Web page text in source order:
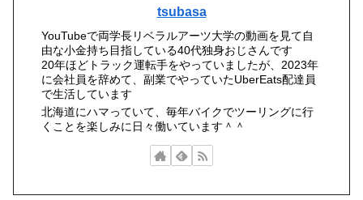
tsubasa
YouTubeで両学長リベラルアーツ大学の動画を見て自
由な小金持ち目指している40代独身おじさんです
20年ほどトラック運転手をやっていましたが、2023年
に会社員を辞めて、副業でやっていたUberEats配達員
で生活しています
北海道にハマっていて、毎年バイクでツーリングに行
くことを楽しみに日々働いています＾＾